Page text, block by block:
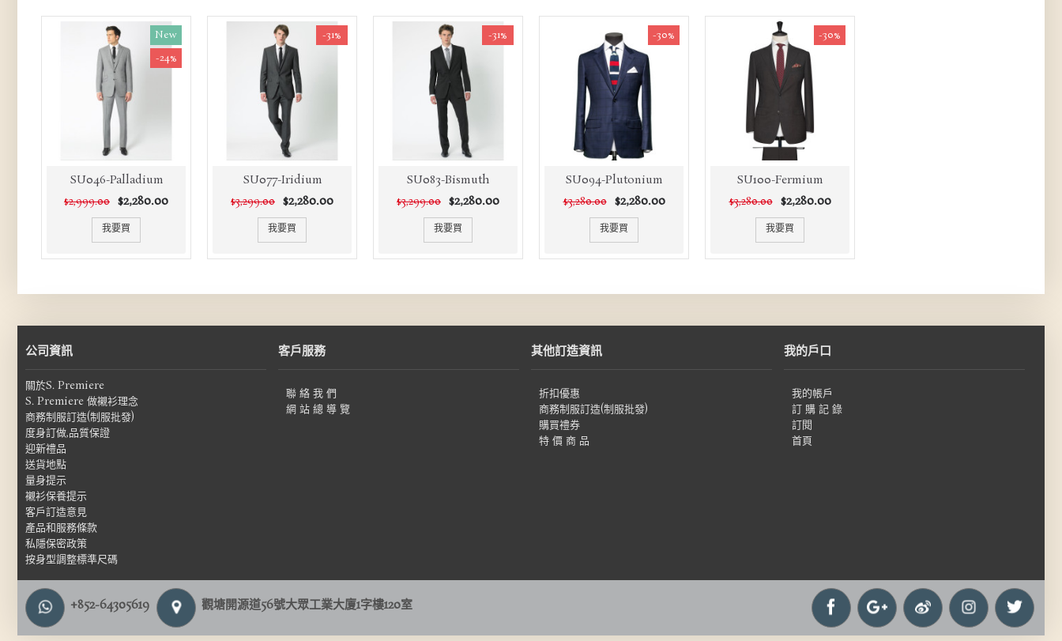
New
-24%
SU046-Palladium
$2,999.00 $2,280.00
我要買
-31%
SU077-Iridium
$3,299.00 $2,280.00
我要買
-31%
SU083-Bismuth
$3,299.00 $2,280.00
我要買
-30%
SU094-Plutonium
$3,280.00 $2,280.00
我要買
-30%
SU100-Fermium
$3,280.00 $2,280.00
我要買
公司資訊
關於S. Premiere
S. Premiere 做襯衫理念
商務制服訂造(制服批發)
度身訂做,品質保證
迎新禮品
送貨地點
量身提示
襯衫保養提示
客戶訂造意見
產品和服務條款
私隱保密政策
按身型調整標準尺碼
客戶服務
聯 絡 我 們
網 站 總 導 覽
其他訂造資訊
折扣優惠
商務制服訂造(制服批發)
購買禮券
特 價 商 品
我的戶口
我的帳戶
訂 購 記 錄
訂閱
首頁
+852-64305619 觀塘開源道56號大眾工業大廈1字樓120室